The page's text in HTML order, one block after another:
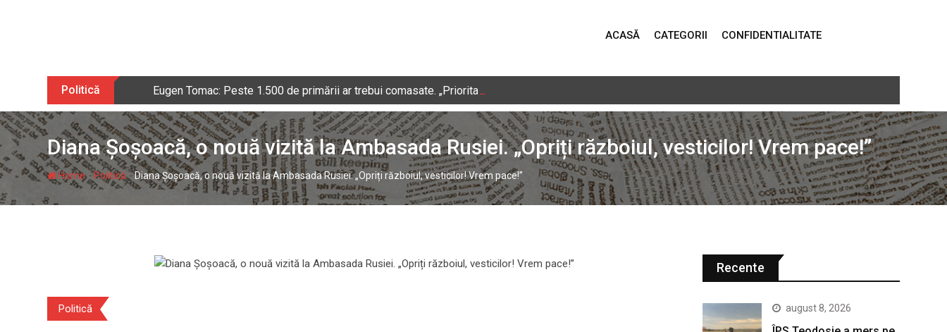
ACASĂ CATEGORII CONFIDENTIALITATE
Politică Eugen Tomac: Peste 1.500 de primării ar trebui comasate. „Prioritatea zero a României este reforma administrației publice”
Diana Șoșoacă, o nouă vizită la Ambasada Rusiei. „Opriți războiul, vesticilor! Vrem pace!”
Home-Politică-Diana Șoșoacă, o nouă vizită la Ambasada Rusiei. „Opriți războiul, vesticilor! Vrem pace!”
Politică
Recente
august 8, 2026